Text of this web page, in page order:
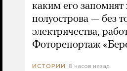
каким его запомнят
полуострова — без
электричества,
Фоторепортаж
ИСТОРИИ 8 часов назад